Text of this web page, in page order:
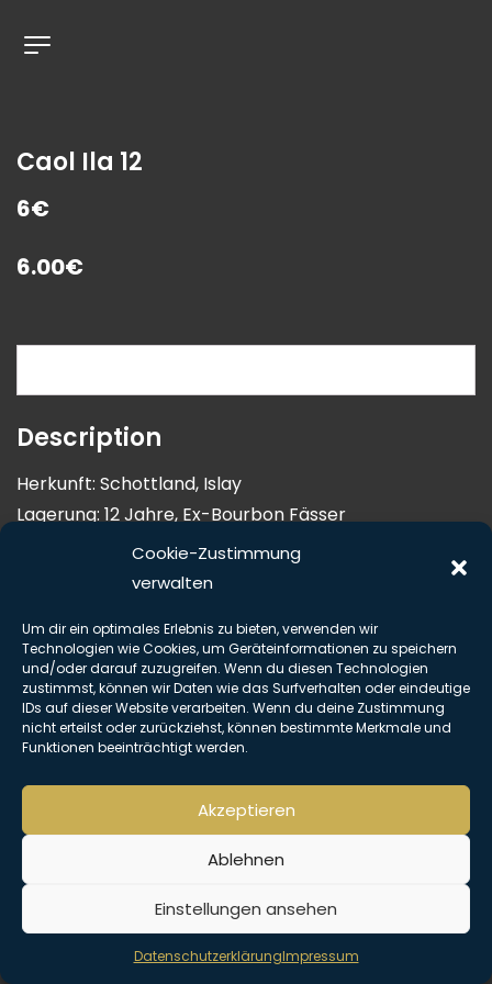
Cookie-Zustimmung
verwalten
Um dir ein optimales Erlebnis zu bieten, verwenden wir
Technologien wie Cookies, um Geräteinformationen zu speichern
und/oder darauf zuzugreifen. Wenn du diesen Technologien
zustimmst, können wir Daten wie das Surfverhalten oder eindeutige
IDs auf dieser Website verarbeiten. Wenn du deine Zustimmung
nicht erteilst oder zurückziehst, können bestimmte Merkmale und
Funktionen beeinträchtigt werden.
Akzeptieren
Ablehnen
Einstellungen ansehen
DatenschutzerklärungImpressum
Caol Ila 12
6€
6.00€
Description
Herkunft: Schottland, Islay
Lagerung: 12 Jahre, Ex-Bourbon Fässer
Alkoholgehalt: 43%
Beschreibung: Farbe: hell Gold
Geschmack: süßliches Malz und Torf, Rauch
Abgang: lang, würzig, intensiver Rauch, verbranntes
Eichenholz
mit Farbstoff